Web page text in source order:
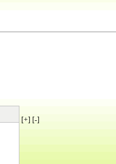
[+] [-]